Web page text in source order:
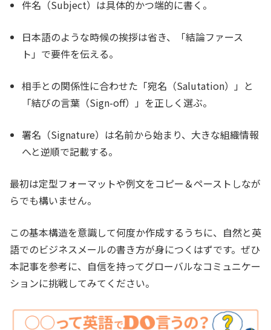
件名（Subject）は具体的かつ端的に書く。
日本語のような時候の挨拶は省き、「結論ファース
ト」で要件を伝える。
相手との関係性に合わせた「宛名（Salutation）」 と
「結びの言葉（Sign-off）」を正しく選ぶ。
署名（Signature）は名前から始まり、大きな組織情報
へと逆順で記載する。
最初は定型フォーマットや例文をコピー＆ペーストしなが
らでも構いません。
この基本構造を意識して何度か作成するうちに、自然と英
語でのビジネスメールの書き方が身につくはずです。ぜひ
本記事を参考に、自信を持ってグローバルなコミュニケー
ションに挑戦してみてください。